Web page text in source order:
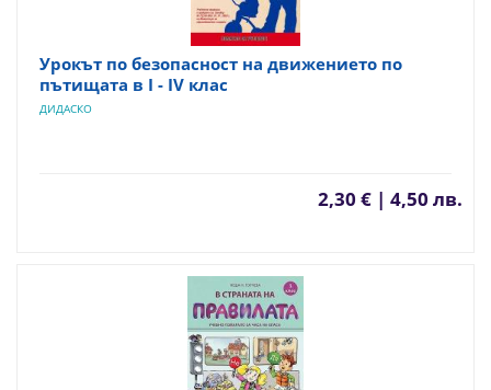
Урокът по безопасност на движението по
пътищата в I - IV клас
ДИДАСКО
2,30 € | 4,50 лв.